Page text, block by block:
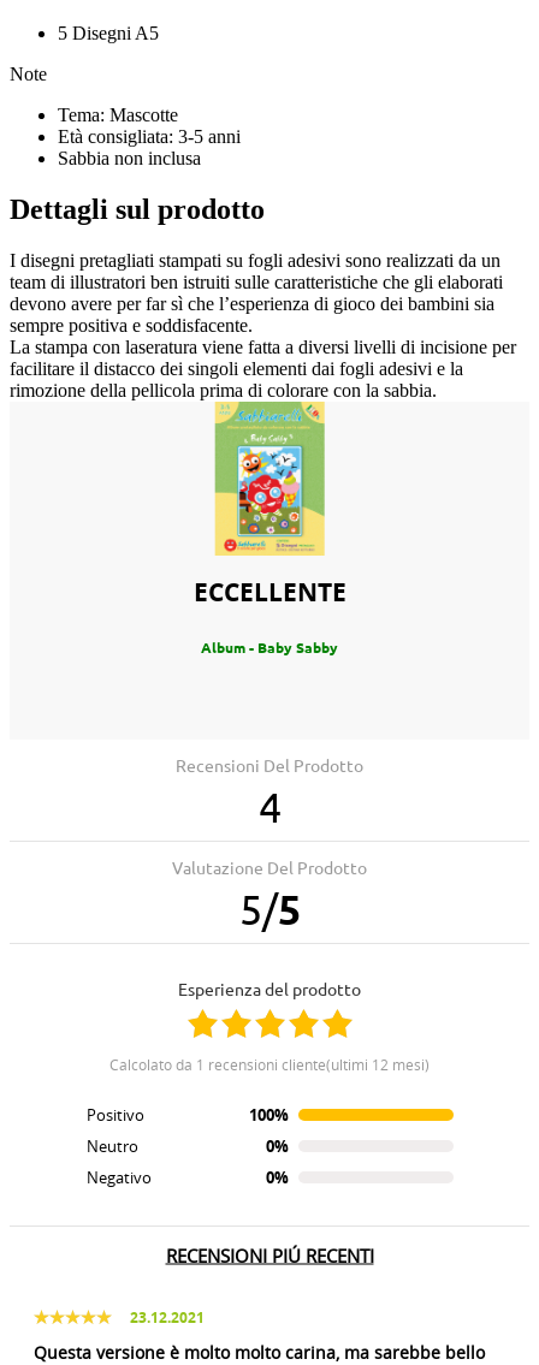
tiene conto delle effettive competenze manuali dei più piccoli, per
permettere loro di avere una esperienza di gioco stimolante ed
appagante.
5 Disegni A5
Note
Tema: Mascotte
Età consigliata: 3-5 anni
Sabbia non inclusa
Dettagli sul prodotto
I disegni pretagliati stampati su fogli adesivi sono realizzati da un
team di illustratori ben istruiti sulle caratteristiche che gli elaborati
devono avere per far sì che l’esperienza di gioco dei bambini sia
sempre positiva e soddisfacente.
La stampa con laseratura viene fatta a diversi livelli di incisione per
facilitare il distacco dei singoli elementi dai fogli adesivi e la
rimozione della pellicola prima di colorare con la sabbia.
ECCELLENTE
Album - Baby Sabby
Recensioni Del Prodotto
4
Valutazione Del Prodotto
5/5
Esperienza del prodotto
calcolato da 1 recensioni cliente(ultimi 12 mesi)
Positivo
100%
Neutro
0%
Negativo
0%
RECENSIONI PIÚ RECENTI
23.12.2021
Questa versione è molto molto carina, ma sarebbe bello